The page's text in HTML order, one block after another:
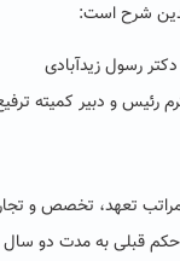
شرح است:
رسول زیدآبادی
رئیس و دبیر کمیته
تعهد، تخصص و
حکم قبلی به مدت دو سال